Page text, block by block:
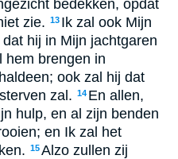
bedekken, opdat
zie. 13 Ik zal ook Mijn
hij in Mijn jachtgaren
hem brengen in
ook zal hij dat
zal. 14 En allen,
hulp, en al zijn benden
en Ik zal het
15Alzo zullen zij